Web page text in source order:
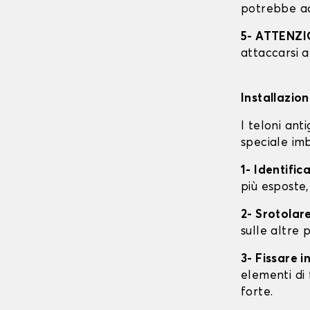
potrebbe
5-
attaccarsi
I teloni
speciale
1-
più
2-
sulle altre
3- Fissare
elementi di
forte.